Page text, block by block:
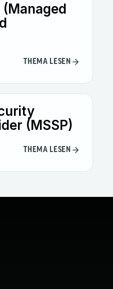
THEMA LESEN
(MSSP)
THEMA LESEN